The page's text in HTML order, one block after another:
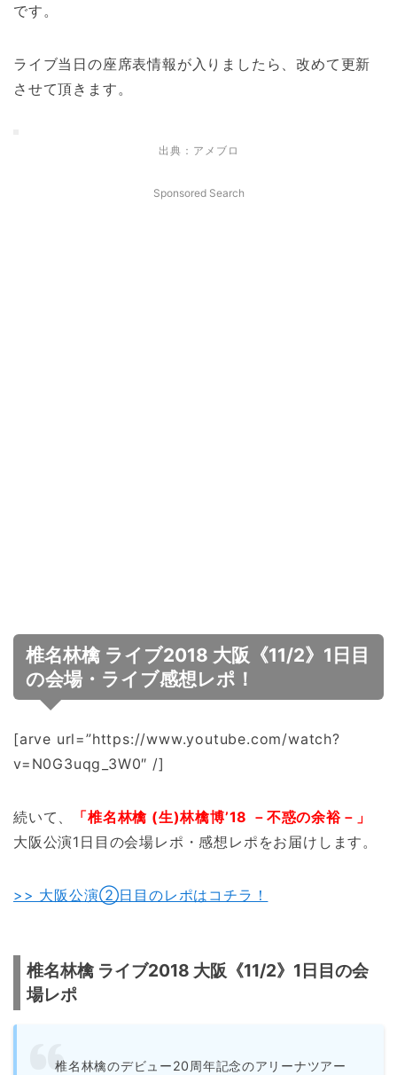
です。
ライブ当日の座席表情報が入りましたら、改めて更新
させて頂きます。
出典：アメブロ
Sponsored Search
椎名林檎 ライブ2018 大阪《11/2》1日目
の会場・ライブ感想レポ！
[arve url=”https://www.youtube.com/watch?
v=N0G3uqg_3W0″ /]
続いて、
「椎名林檎 (生)林檎博’18 －不惑の余裕－」
大阪公演1日目の会場レポ・感想レポをお届けします。
>> 大阪公演②日目のレポはコチラ！
椎名林檎 ライブ2018 大阪《11/2》1日目の会
場レポ
椎名林檎のデビュー20周年記念のアリーナツアー